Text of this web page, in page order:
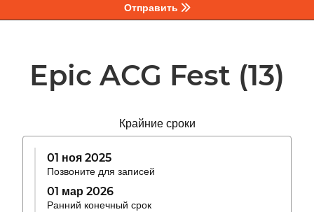
Отправить
Epic ACG Fest (13)
Крайние сроки
01 ноя 2025
Позвоните для записей
01 мар 2026
Ранний конечный срок